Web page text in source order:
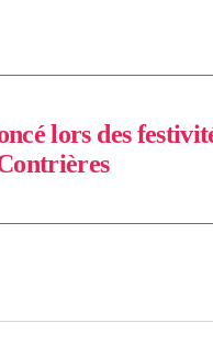
lors des